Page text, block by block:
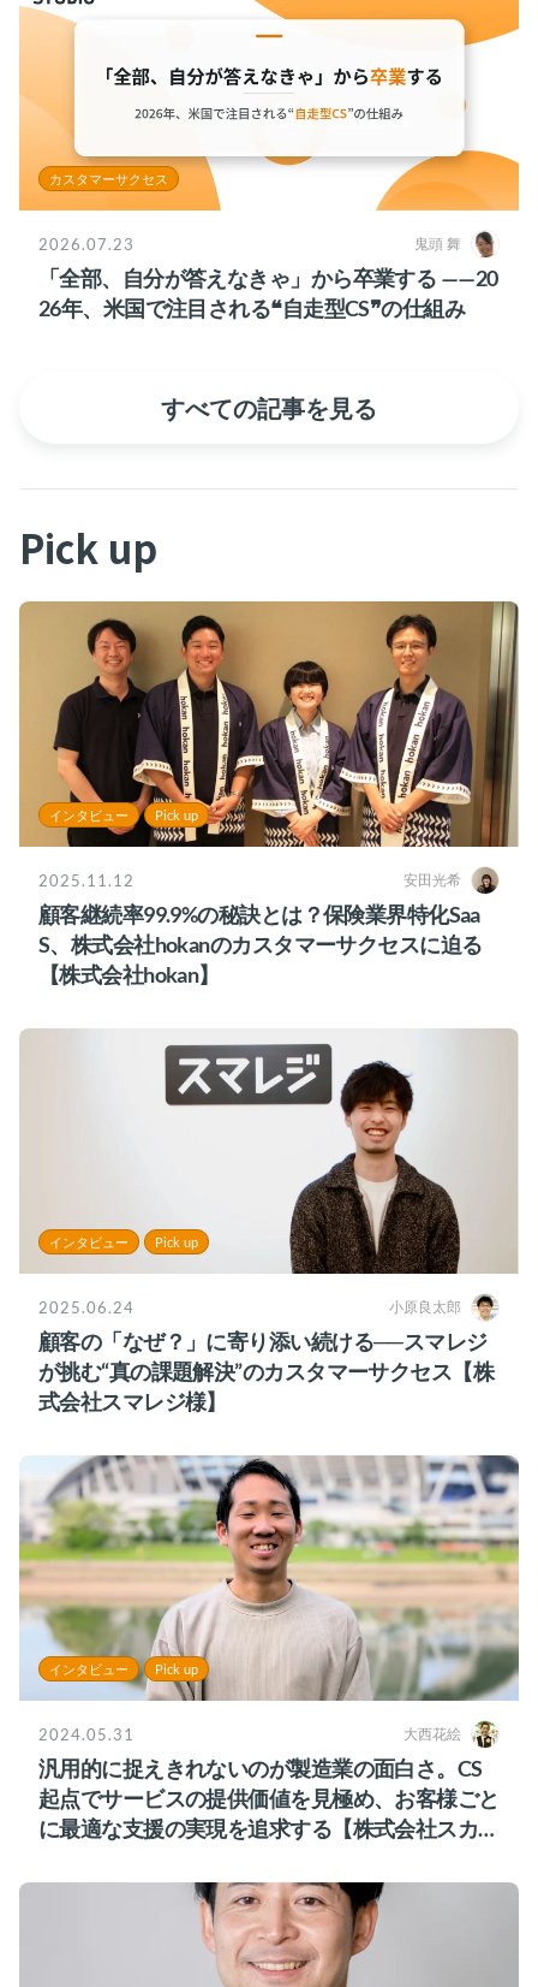
カスタマーサクセス
2026.07.23 鬼頭 舞
「全部、自分が答えなきゃ」から卒業する ——20
26年、米国で注目される❝自走型CS❞の仕組み
すべての記事を見る
Pick up
インタビュー Pick up
2025.11.12 安田光希
顧客継続率99.9%の秘訣とは？保険業界特化Saa
S、株式会社hokanのカスタマーサクセスに迫る
【株式会社hokan】
インタビュー Pick up
2025.06.24 小原良太郎
顧客の「なぜ？」に寄り添い続ける──スマレジ
が挑む“真の課題解決”のカスタマーサクセス【株
式会社スマレジ様】
インタビュー Pick up
2024.05.31 大西花絵
汎用的に捉えきれないのが製造業の面白さ。CS
起点でサービスの提供価値を見極め、お客様ごと
に最適な支援の実現を追求する【株式会社スカイ